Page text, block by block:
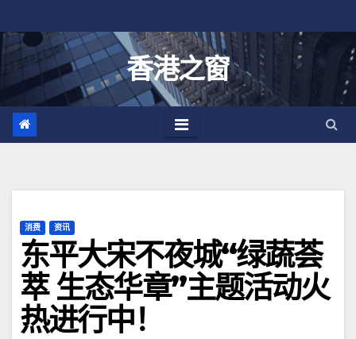
至
香港之窗
消费 资讯
东平大宋不夜城“绿蔬荟
萃 生态华章”主题活动火
热进行中！